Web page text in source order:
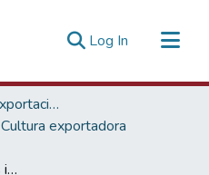
Log In (current)
Promoción de las Exportaciones
Cultura exportadora
La cultura en los negocios internacionales - 06 diciembre 2023